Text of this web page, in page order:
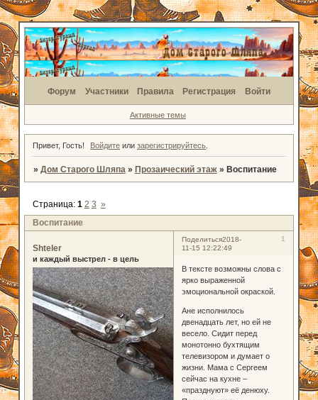
Форум Участники Правила Регистрация Войти
Активные темы
Привет, Гость! Войдите илизарегистрируйтесь
» Дом Старого Шляпа » Прозаический этаж » Воспитание
Воспитание
Страница: 1 2 3 »
Поделиться 1
2018-
11-15 12:22:49
Shteler
и каждый выстрел - в цель
В тексте возможны слова с
ярко выраженной
эмоциональной окраской.
Ане исполнилось
двенадцать лет, но ей не
весело. Сидит перед
монотонно бухтящим
телевизором и думает о
жизни. Мама с Сергеем
сейчас на кухне –
«празднуют» её денюху.